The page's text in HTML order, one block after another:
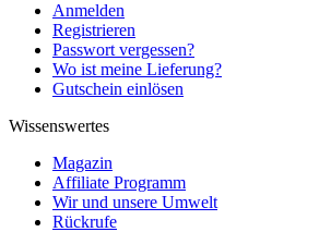
Anmelden
Registrieren
Passwort vergessen?
Wo ist meine Lieferung?
Gutschein einlösen
Wissenswertes
Magazin
Affiliate Programm
Wir und unsere Umwelt
Rückrufe